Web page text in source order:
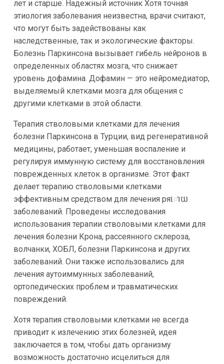
лет и старше. Надежный источник Хотя точная
этиология заболевания неизвестна, врачи считают,
что могут быть задействованы как
наследственные, так и экологические факторы.
Болезнь Паркинсона вызывает гибель нейронов в
определенных областях мозга, что снижает
уровень дофамина. Дофамин — это нейромедиатор,
выделяемый клетками мозга для общения с
другими клетками в этой области.
Терапия стволовыми клетками для лечения
болезни Паркинсона в Турции, вид регенеративной
медицины, работает, уменьшая воспаление и
регулируя иммунную систему для восстановления
поврежденных клеток в организме. Этот факт
делает терапию стволовыми клетками
эффективным средством для лечения ряោយ
заболеваний. Проведены исследования
использования терапии стволовыми клетками для
лечения болезни Крона, рассеянного склероза,
волчанки, ХОБЛ, болезни Паркинсона и других
заболеваний. Они также использовались для
лечения аутоиммунных заболеваний,
ортопедических проблем и травматических
повреждений.
Хотя терапия стволовыми клетками не всегда
приводит к излечению этих болезней, идея
заключается в том, чтобы дать организму
возможность достаточно исцелиться для